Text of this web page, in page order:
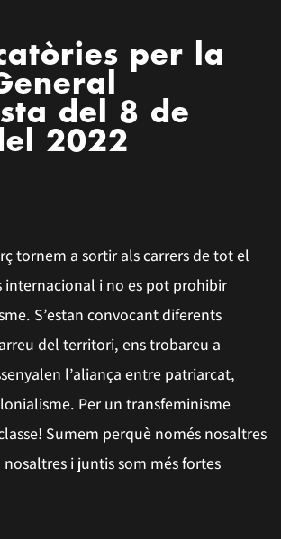
per la
del 8 de
2022
tornem a sortir als carrers de tot el
internacional i no es pot prohibir
S’estan convocant diferents
del territori, ens trobareu a
l’aliança entre patriarcat,
Per un transfeminisme
Sumem perquè només nosaltres
nosaltres i juntis som més fortes